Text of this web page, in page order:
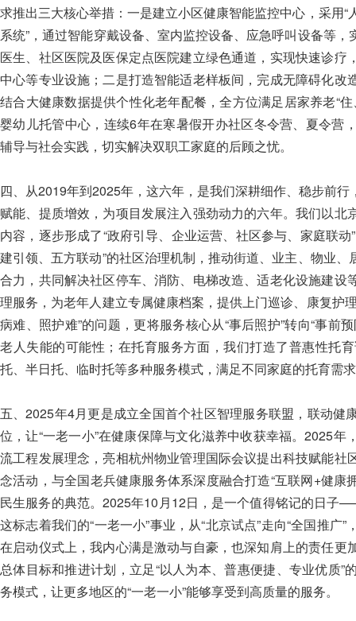
求推出三大核心举措：一是建立小区健康智能监控中心，采用
系统”，通过智能穿戴设备、室内监控设备、应急呼叫设备等
医生、社区医院及医保定点医院建立绿色通道，实现快速诊
中心等专业设施；二是打造智能适老样板间，完成无障碍化
结合大健康数据提供个性化老年配餐，全方位满足居家养老“
婴幼儿托管中心，连续6年在寒暑假开办社区冬令营、夏令营
辅导与社会实践，切实解决双职工家庭的后顾之忧。
四、从2019年到2025年，这六年，是我们深耕细作、稳步前
赋能、提质增效，为项目发展注入强劲动力的六年。我们以
内容，逐步形成了“政府引导、企业运营、社区参与、家庭联
建引领、五方联动”的社区治理机制，推动街道、业主、物业
合力，共同解决社区停车、消防、电梯改造、适老化设施建
理服务，为老年人建立专属健康档案，提供上门巡诊、康复护
病难、照护难”的问题，更将服务核心从“事后照护”转向“事前
老人失能的可能性；在托育服务方面，我们打造了普惠性托
托、半日托、临时托等多种服务模式，满足不同家庭的托育需
五、2025年4月更是成立全国首个社区智理服务联盟，联动健
位，让“一老一小”在健康保障与文化滋养中收获幸福。2025
流工程发展理念，亮相杭州物业管理国际会议提出科技赋能
念活动，与全国老兵健康服务体系深度融合打造“互联网+健康
民生服务的典范。2025年10月12日，是一个值得铭记的日子
这标志着我们的“一老一小”事业，从“北京试点”走向“全国推
在启动仪式上，我内心满是激动与自豪，也深知肩上的责任
总体目标和推进计划，立足“以人为本、普惠便捷、专业优质
务模式，让更多地区的“一老一小”能够享受到高质量的服务。